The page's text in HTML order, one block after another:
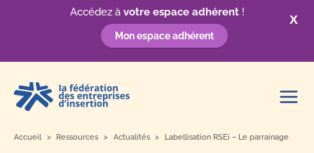
X
Accédez à votre espace adhérent!
Mon espace adhérent
contenu
Accueil Ressources Actualités Labellisation RSEi – Le parrainage